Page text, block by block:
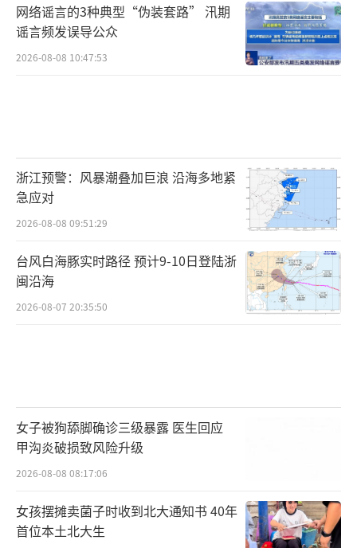
网络谣言的3种典型“伪装套路” 汛期
谣言频发误导公众
2026-08-08 10:47:53
浙江预警：风暴潮叠加巨浪 沿海多地紧
急应对
2026-08-08 09:51:29
台风白海豚实时路径 预计9-10日登陆浙
闽沿海
2026-08-07 20:35:50
女子被狗舔脚确诊三级暴露 医生回应
甲沟炎破损致风险升级
2026-08-08 08:17:06
女孩摆摊卖菌子时收到北大通知书 40年
首位本土北大生